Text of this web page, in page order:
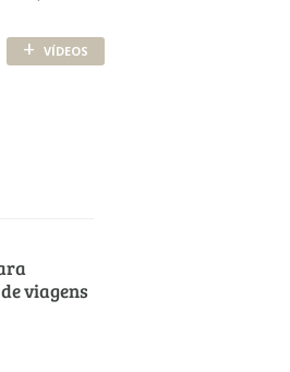
+ VÍDEOS
viagens